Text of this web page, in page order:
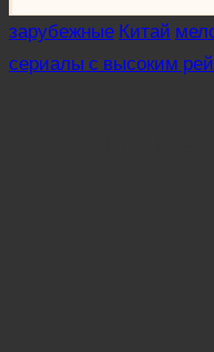
Posted
in
зарубежные Китай
сериалы с высоким